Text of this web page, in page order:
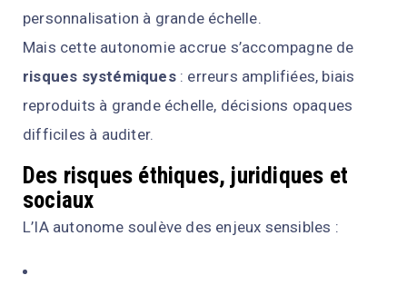
personnalisation à grande échelle.
Mais cette autonomie accrue s’accompagne de
risques systémiques: erreurs amplifiées, biais
reproduits à grande échelle, décisions opaques
difficiles à auditer.
Des risques éthiques, juridiques et
sociaux
L’IA autonome soulève des enjeux sensibles :